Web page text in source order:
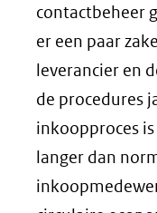
contactbeheer
er een paar
leverancier en
de procedures
inkoopproces
langer dan